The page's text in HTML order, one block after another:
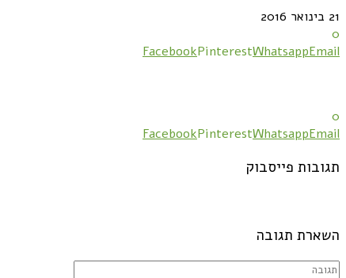
21 בינואר 2016
0
FacebookPinterestWhatsappEmail
0
FacebookPinterestWhatsappEmail
תגובות פייסבוק
השארת תגובה